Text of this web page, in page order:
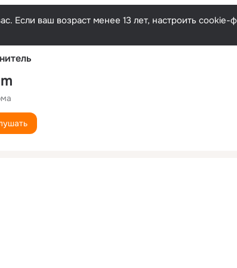
Русский
Если ваш возраст менее 13 лет, настроить